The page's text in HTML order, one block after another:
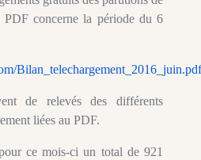
concerne la période du 6
Bilan_telechargement_2016_juin.pdf
de relevés des différents
liées au PDF.
ce mois-ci un total de 921